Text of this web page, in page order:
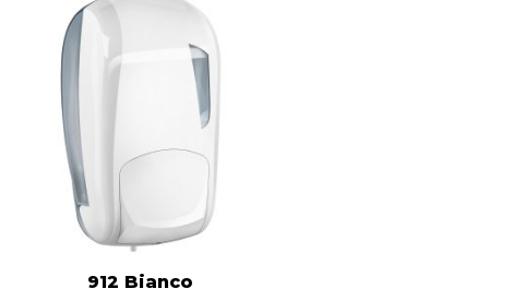
912 Bianco